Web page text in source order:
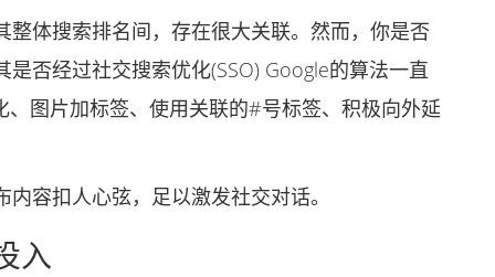
搜索排名间，存在很大关联。然而，你是否
否经过社交搜索优化(SSO) Google的算法一直
图片加标签、使用关联的#号标签、积极向外延
扣人心弦，足以激发社交对话。
入